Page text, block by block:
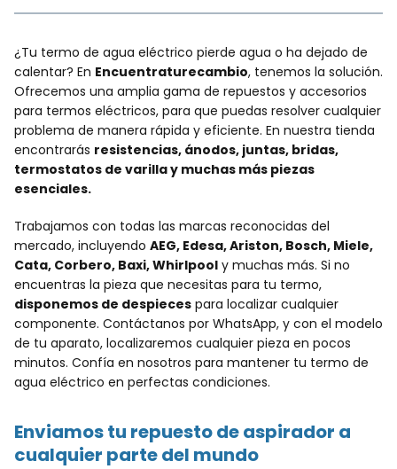
¿Tu termo de agua eléctrico pierde agua o ha dejado de
calentar? En Encuentraturecambio, tenemos la solución.
Ofrecemos una amplia gama de repuestos y accesorios
para termos eléctricos, para que puedas resolver cualquier
problema de manera rápida y eficiente. En nuestra tienda
encontrarás resistencias, ánodos, juntas, bridas,
termostatos de varilla y muchas más piezas
esenciales.
Trabajamos con todas las marcas reconocidas del
mercado, incluyendo AEG, Edesa, Ariston, Bosch, Miele,
Cata, Corbero, Baxi, Whirlpool y muchas más. Si no
encuentras la pieza que necesitas para tu termo,
disponemos de despieces para localizar cualquier
componente. Contáctanos por WhatsApp, y con el modelo
de tu aparato, localizaremos cualquier pieza en pocos
minutos. Confía en nosotros para mantener tu termo de
agua eléctrico en perfectas condiciones.
Enviamos tu repuesto de aspirador a
cualquier parte del mundo